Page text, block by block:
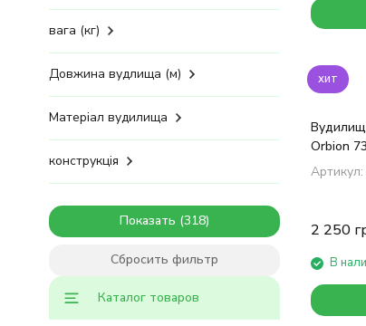
хит
Orbion
Артикул:
2 250
В
вага (кг)
Довжина вудлища (м)
Матеріал вудилища
конструкція
Показать
Сбросить фильтр
Каталог товаров